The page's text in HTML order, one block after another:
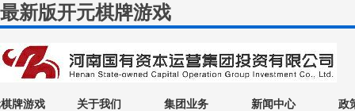
最新版开元棋牌游戏
牌游戏 关于我们 集团业务 新闻中心 政